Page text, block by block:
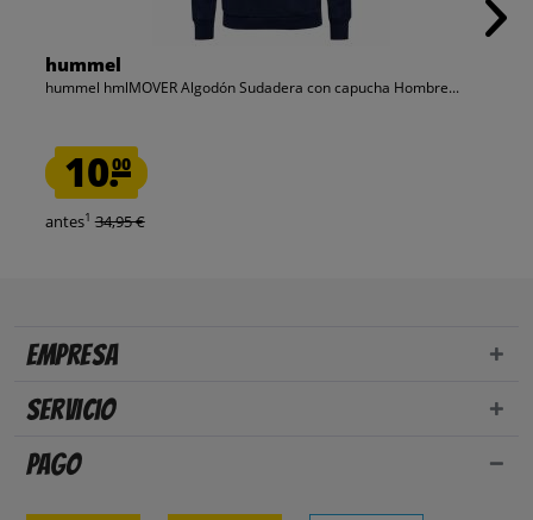
hummel
hummel hmlMOVER Algodón Sudadera con capucha Hombre...
10.00
antes1 34,95 €
Empresa
Servicio
Pago